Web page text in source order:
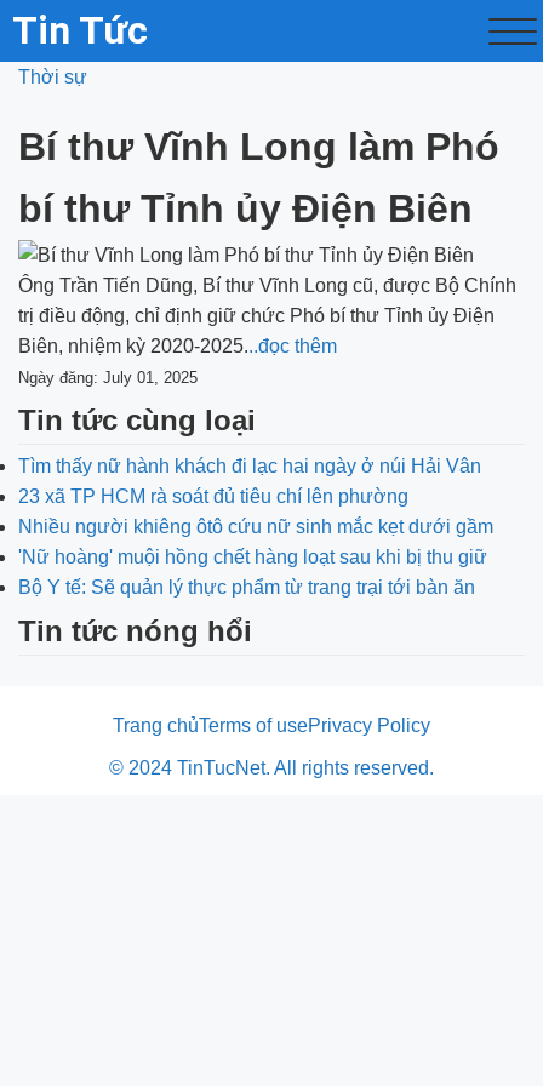
Tin Tức
Thời sự
Bí thư Vĩnh Long làm Phó
bí thư Tỉnh ủy Điện Biên
Ông Trần Tiến Dũng, Bí thư Vĩnh Long cũ, được Bộ Chính
trị điều động, chỉ định giữ chức Phó bí thư Tỉnh ủy Điện
Biên, nhiệm kỳ 2020-2025...đọc thêm
Ngày đăng: July 01, 2025
Tin tức cùng loại
Tìm thấy nữ hành khách đi lạc hai ngày ở núi Hải Vân
23 xã TP HCM rà soát đủ tiêu chí lên phường
Nhiều người khiêng ôtô cứu nữ sinh mắc kẹt dưới gầm
'Nữ hoàng' muội hồng chết hàng loạt sau khi bị thu giữ
Bộ Y tế: Sẽ quản lý thực phẩm từ trang trại tới bàn ăn
Tin tức nóng hổi
Trang chủTerms of usePrivacy Policy
© 2024 TinTucNet. All rights reserved.